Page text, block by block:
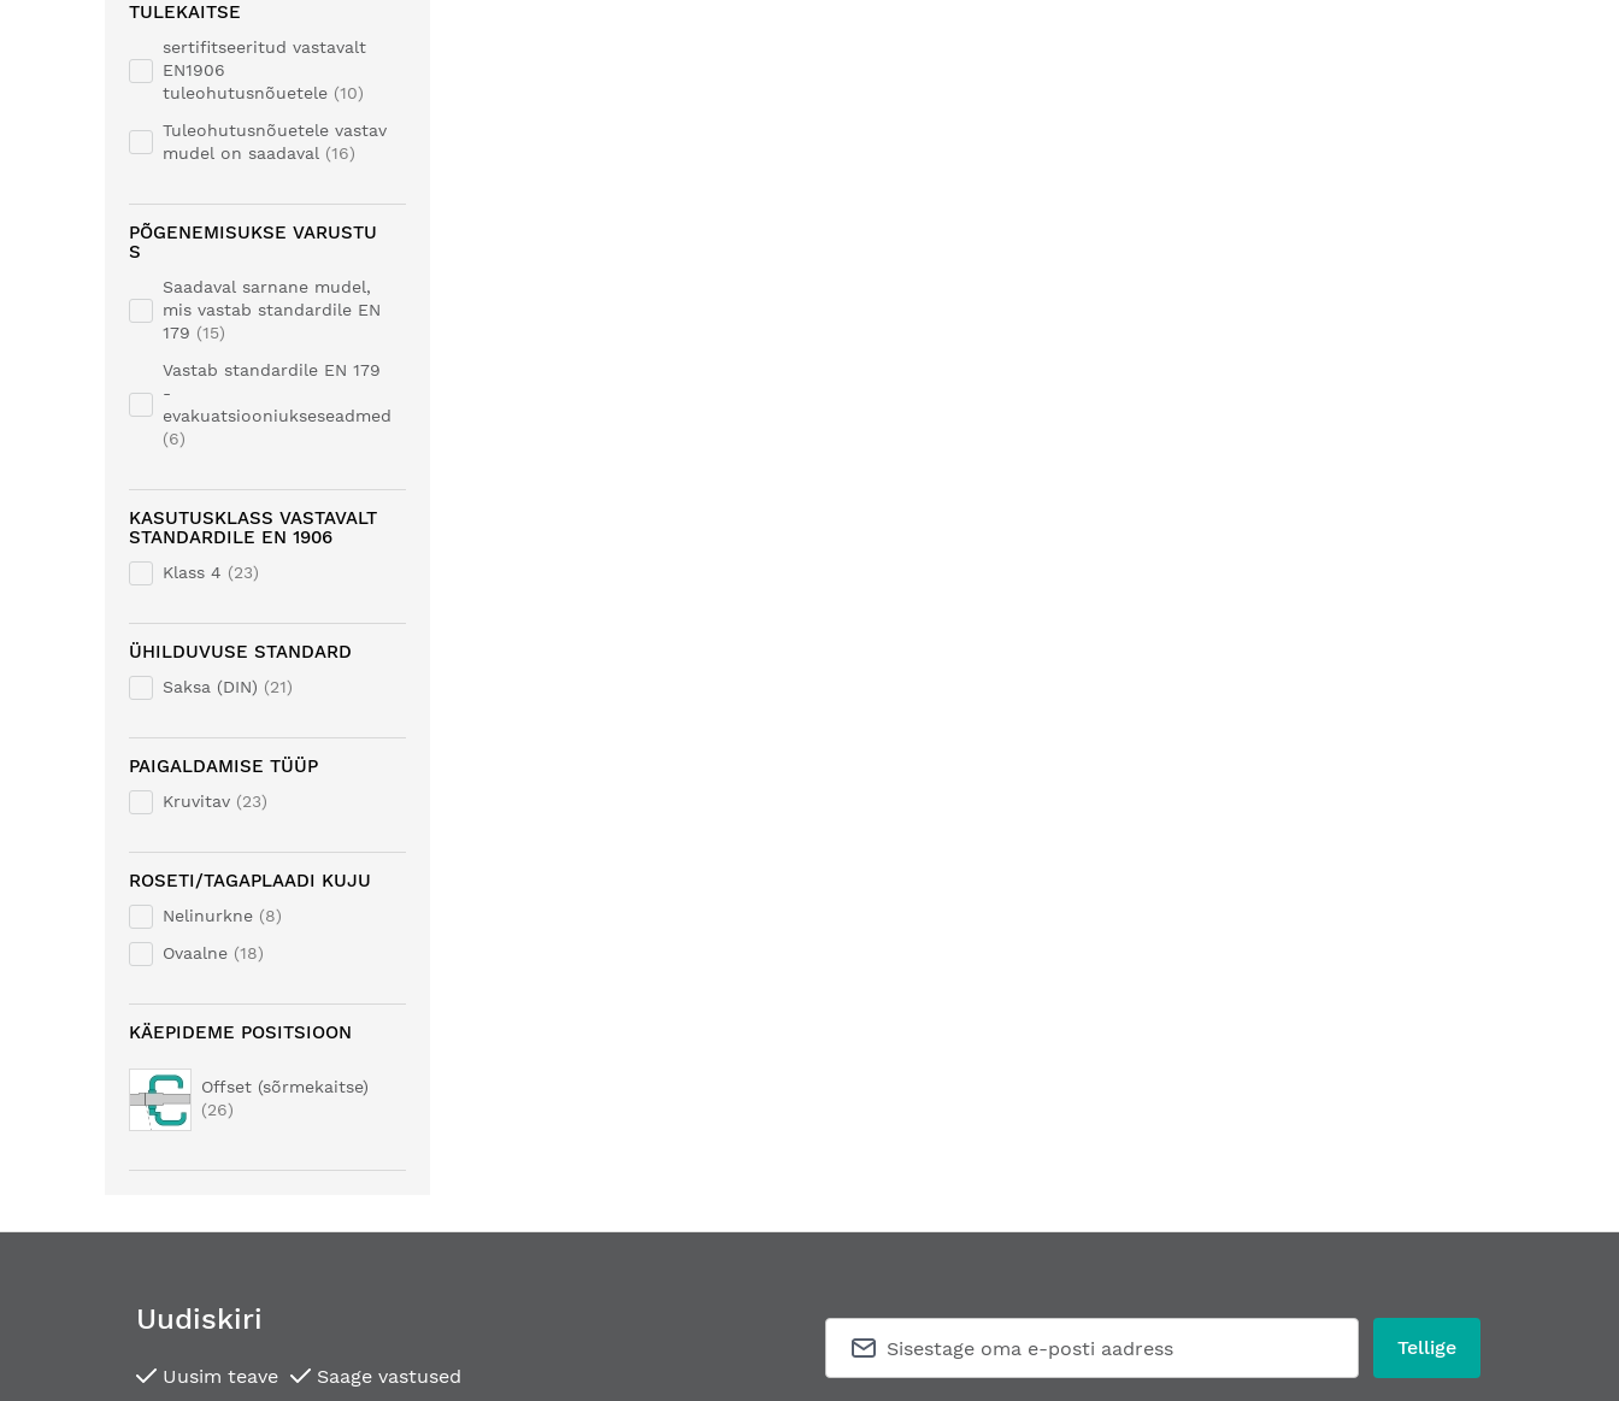
TULEKAITSE
sertifitseeritud vastavalt
EN1906
tuleohutusnõuetele
10
Tuleohutusnõuetele vastav
mudel on saadaval
16
PÕGENEMISUKSE VARUSTU
S
Saadaval sarnane mudel,
mis vastab standardile EN
179
15
Vastab standardile EN 179
-
evakuatsiooniukseseadmed
6
KASUTUSKLASS VASTAVALT
STANDARDILE EN 1906
Klass 4 23
ÜHILDUVUSE STANDARD
Saksa (DIN) 21
PAIGALDAMISE TÜÜP
Kruvitav 23
ROSETI/TAGAPLAADI KUJU
Nelinurkne
8
Ovaalne
18
KÄEPIDEME POSITSIOON
Offset (sõrmekaitse)
26
Uudiskiri
Uusim teave Saage vastused
Tellige